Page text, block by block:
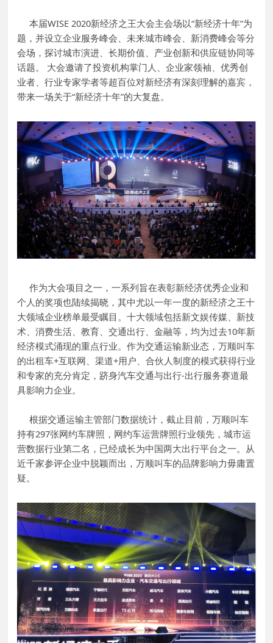
本届WISE 2020新经济之王大会主会场以“新经济十年”为
题，并设立企业服务峰会、未来城市峰会、新消费峰会等分
会场，探讨城市演进、长期价值、产业创新和供应链协同等
话题。 大会邀请了投资机构掌门人、企业家领袖、优秀创
业者、行业专家学者等超百位对新经济有深刻理解的嘉宾，
带来一场关于“新经济十年”的大复盘。
作为大会项目之一，一系列旨在表彰新经济优秀企业和
个人的奖项也陆续揭晓，其中尤以一年一度的新经济之王十
大领域企业榜单最受瞩目。十大领域包括新文娱传媒、新技
术、消费生活、教育、交通出行、金融等，均为过去10年新
经济模式涌现的重点行业。作为交通运输新业态，万顺叫车
的出租车+互联网、渠道+用户、合伙人制度的模式获得行业
和专家的充分肯定，跻身汽车交通与出行-出行服务赛道最
具影响力企业。
根据交通运输主管部门数据统计，截止目前，万顺叫车
持有297张网约车牌照，网约车运营牌照行业领先，城市运
营数据行业第二名，已经成长为中国两大出行平台之一。从
近千家参评企业中脱颖而出，万顺叫车的品牌影响力毋庸置
疑。